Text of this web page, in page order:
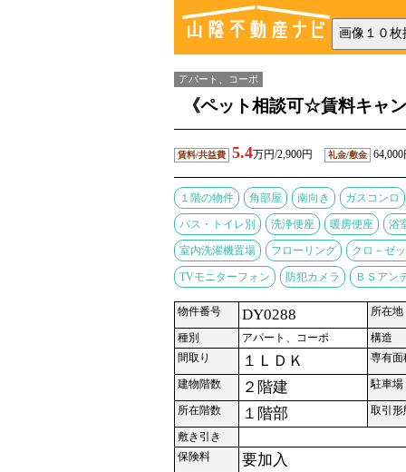
アパート、コーポ
《ペット相談可☆賃料キ
賃料/共益費 5.4万円/2,900円 礼金/敷金
１階の物件 角部屋 南向き ガスコンロ
バス・トイレ別 洗浄便座 暖房便座 浴
室内洗濯機置場 フローリング クロ－ゼ
TVモニターフォン 防犯カメラ ＢＳアン
物件番号 DY0288 所在地
種別 アパート、コーポ
構造
間取り
１ＬＤＫ 専有面
建物階数 ２階建 駐車場
所在階数 １階部 取引形
敷き引き
保険料
要加入